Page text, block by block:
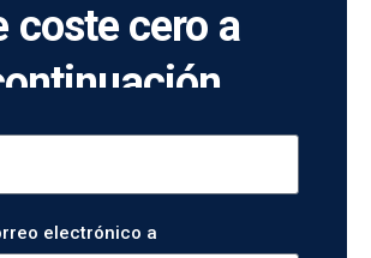
coste cero a
electrónico a